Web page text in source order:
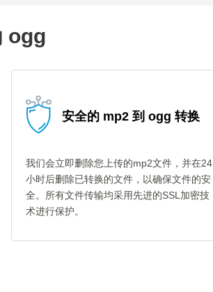
ogg
安全的 mp2 到 ogg 转换
我们会立即删除您上传的mp2文件，并在24
小时后删除已转换的文件，以确保文件的安
全。所有文件传输均采用先进的SSL加密技
术进行保护。